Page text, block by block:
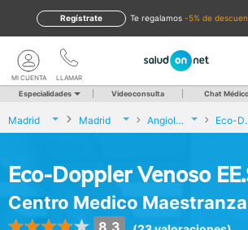
te regalamos -5% de
Regístrate
LLAMAR
MI CUENTA
Especialidades Videoconsulta Chat Médico
Madrid Madrid Angiología y Cirugía Vascular Eco-
Eco-Doppler Venoso
Centro Medico